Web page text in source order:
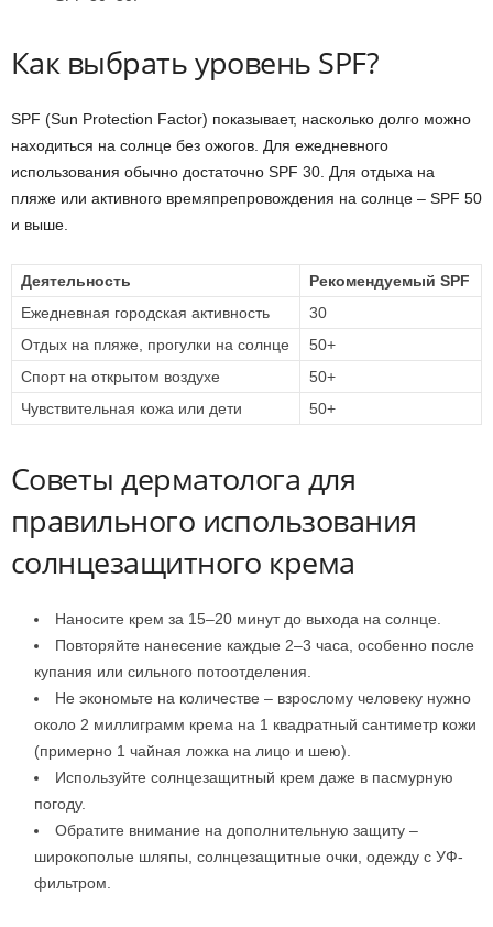
Как выбрать уровень SPF?
SPF (Sun Protection Factor) показывает, насколько долго можно
находиться на солнце без ожогов. Для ежедневного
использования обычно достаточно SPF 30. Для отдыха на
пляже или активного времяпрепровождения на солнце – SPF 50
и выше.
Деятельность
Рекомендуемый SPF
Ежедневная городская активность
30
Отдых на пляже, прогулки на солнце
50+
Спорт на открытом воздухе
50+
Чувствительная кожа или дети
50+
Советы дерматолога для
правильного использования
солнцезащитного крема
Наносите крем за 15–20 минут до выхода на солнце.
Повторяйте нанесение каждые 2–3 часа, особенно после
купания или сильного потоотделения.
Не экономьте на количестве – взрослому человеку нужно
около 2 миллиграмм крема на 1 квадратный сантиметр кожи
(примерно 1 чайная ложка на лицо и шею).
Используйте солнцезащитный крем даже в пасмурную
погоду.
Обратите внимание на дополнительную защиту –
широкополые шляпы, солнцезащитные очки, одежду с УФ-
фильтром.